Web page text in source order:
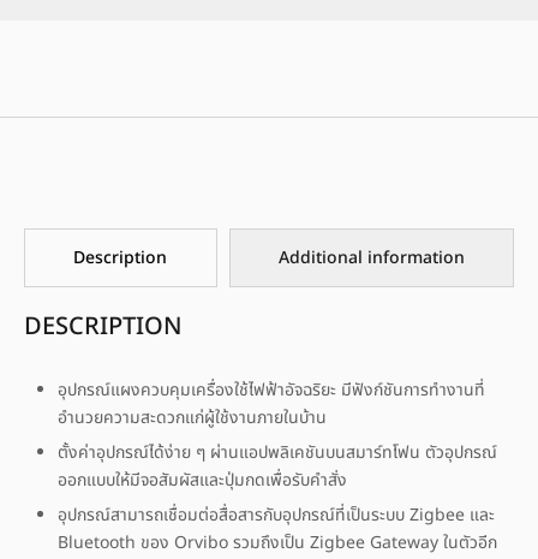
Description Additional information
DESCRIPTION
อุปกรณ์แผงควบคุมเครื่องใช้ไฟฟ้าอัจฉริยะ มีฟังก์ชันการทำงานที่
อำนวยความสะดวกแก่ผู้ใช้งานภายในบ้าน
ตั้งค่าอุปกรณ์ได้ง่าย ๆ ผ่านแอปพลิเคชันบนสมาร์ทโฟน ตัวอุปกรณ์
ออกแบบให้มีจอสัมผัสและปุ่มกดเพื่อรับคำสั่ง
อุปกรณ์สามารถเชื่อมต่อสื่อสารกับอุปกรณ์ที่เป็นระบบ Zigbee และ
Bluetooth ของ Orvibo รวมถึงเป็น Zigbee Gateway ในตัวอีก